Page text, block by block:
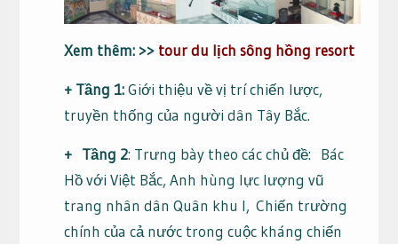
Xem thêm: >> tour du lịch sông hồng resort
+ Tầng 1:Giới thiệu về vị trí chiến lược,
truyền thống của người dân Tây Bắc.
+ Tầng 2: Trưng bày theo các chủ đề: Bác
Hồ với Việt Bắc, Anh hùng lực lượng vũ
trang nhân dân Quân khu I, Chiến trường
chính của cả nước trong cuộc kháng chiến